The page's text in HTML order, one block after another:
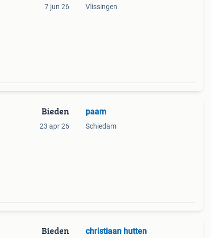
7 jun 26 Vlissingen
Bieden
23 apr 26
paam
Schiedam
Bieden christiaan hutten